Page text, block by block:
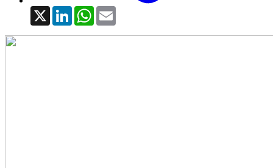
X LinkedInWhatsApp